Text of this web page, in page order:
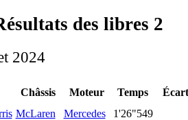
des libres 2
2024
Châssis Moteur Temps
Écart
McLaren Mercedes 1'26"549